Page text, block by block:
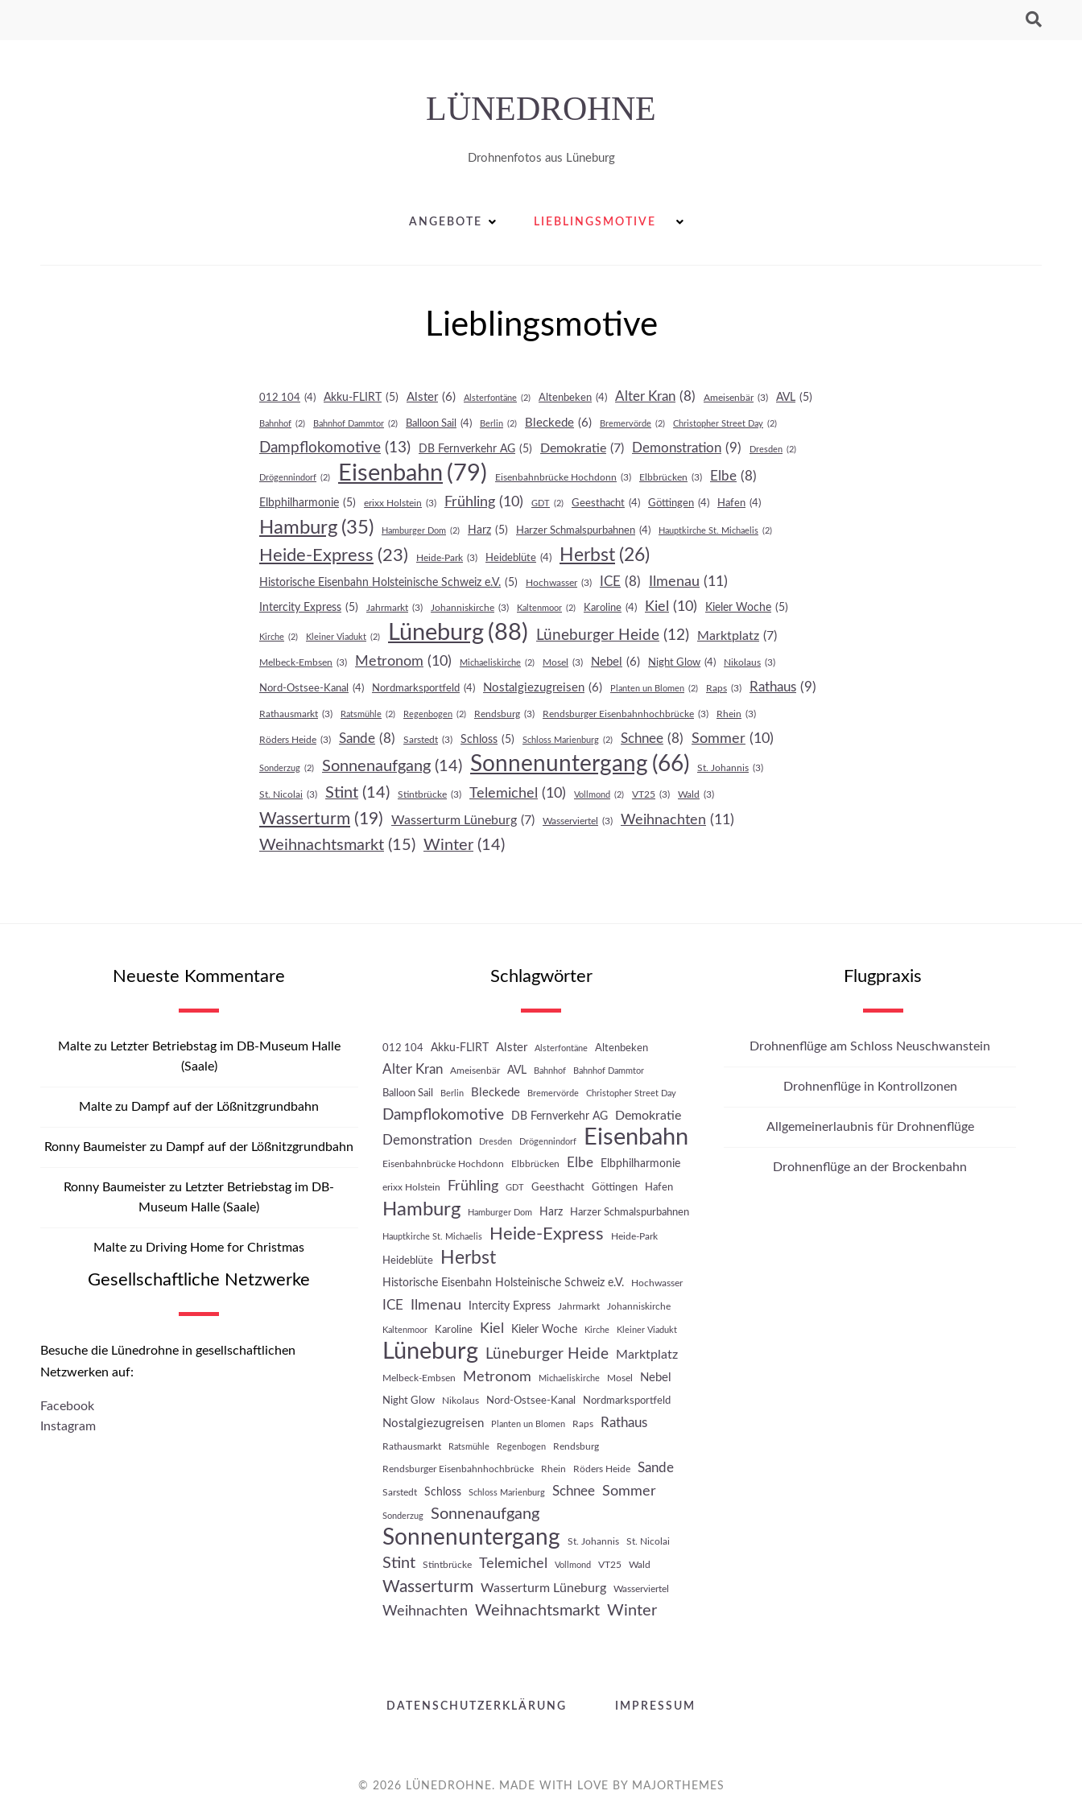
LÜNEDROHNE
Drohnenfotos aus Lüneburg
ANGEBOTE LIEBLINGSMOTIVE
Lieblingsmotive
012 104 (4) Akku-FLIRT (5) Alster (6) Alsterfontäne (2) Altenbeken (4) Alter Kran (8) Ameisenbär (3) AVL (5)
Bahnhof (2) Bahnhof Dammtor (2) Balloon Sail (4) Berlin (2) Bleckede (6) Bremervörde (2) Christopher Street Day (2)
Dampflokomotive (13) DB Fernverkehr AG (5) Demokratie (7) Demonstration (9) Dresden (2)
Drögennindorf (2) Eisenbahn (79) Eisenbahnbrücke Hochdonn (3) Elbbrücken (3) Elbe (8)
Elbphilharmonie (5) erixx Holstein (3) Frühling (10) GDT (2) Geesthacht (4) Göttingen (4) Hafen (4)
Hamburg (35) Hamburger Dom (2) Harz (5) Harzer Schmalspurbahnen (4) Hauptkirche St. Michaelis (2)
Heide-Express (23) Heide-Park (3) Heideblüte (4) Herbst (26)
Historische Eisenbahn Holsteinische Schweiz e.V. (5) Hochwasser (3) ICE (8) Ilmenau (11)
Intercity Express (5) Jahrmarkt (3) Johanniskirche (3) Kaltenmoor (2) Karoline (4) Kiel (10) Kieler Woche (5)
Kirche (2) Kleiner Viadukt (2) Lüneburg (88) Lüneburger Heide (12) Marktplatz (7)
Melbeck-Embsen (3) Metronom (10) Michaeliskirche (2) Mosel (3) Nebel (6) Night Glow (4) Nikolaus (3)
Nord-Ostsee-Kanal (4) Nordmarksportfeld (4) Nostalgiezugreisen (6) Planten un Blomen (2) Raps (3) Rathaus (9)
Rathausmarkt (3) Ratsmühle (2) Regenbogen (2) Rendsburg (3) Rendsburger Eisenbahnhochbrücke (3) Rhein (3)
Röders Heide (3) Sande (8) Sarstedt (3) Schloss (5) Schloss Marienburg (2) Schnee (8) Sommer (10)
Sonderzug (2) Sonnenaufgang (14) Sonnenuntergang (66) St. Johannis (3)
St. Nicolai (3) Stint (14) Stintbrücke (3) Telemichel (10) Vollmond (2) VT25 (3) Wald (3)
Wasserturm (19) Wasserturm Lüneburg (7) Wasserviertel (3) Weihnachten (11)
Weihnachtsmarkt (15) Winter (14)
Neueste Kommentare
Maltezu Letzter Betriebstag im DB-Museum Halle
(Saale)
Malte zu Dampf auf der Lößnitzgrundbahn
Ronny Baumeister zu Dampf auf der Lößnitzgrundbahn
Ronny Baumeister zu Letzter Betriebstag im DB-
Museum Halle (Saale)
Malte zu Driving Home for Christmas
Gesellschaftliche Netzwerke
Besuche die Lünedrohne in gesellschaftlichen
Netzwerken auf:
Facebook
Instagram
Schlagwörter
012 104 Akku-FLIRT Alster Alsterfontäne Altenbeken
Alter Kran Ameisenbär AVL Bahnhof Bahnhof Dammtor
Balloon Sail Berlin Bleckede Bremervörde Christopher Street Day
Dampflokomotive DB Fernverkehr AG Demokratie
Demonstration Dresden Drögennindorf Eisenbahn
Eisenbahnbrücke Hochdonn Elbbrücken Elbe Elbphilharmonie
erixx Holstein Frühling GDT Geesthacht Göttingen Hafen
Hamburg Hamburger Dom Harz Harzer Schmalspurbahnen
Hauptkirche St. Michaelis Heide-Express Heide-Park
Heideblüte Herbst
Historische Eisenbahn Holsteinische Schweiz e.V. Hochwasser
ICE Ilmenau Intercity Express Jahrmarkt Johanniskirche
Kaltenmoor Karoline Kiel Kieler Woche Kirche Kleiner Viadukt
Lüneburg Lüneburger Heide Marktplatz
Melbeck-Embsen Metronom Michaeliskirche Mosel Nebel
Night Glow Nikolaus Nord-Ostsee-Kanal Nordmarksportfeld
Nostalgiezugreisen Planten un Blomen Raps Rathaus
Rathausmarkt Ratsmühle Regenbogen Rendsburg
Rendsburger Eisenbahnhochbrücke Rhein Röders Heide Sande
Sarstedt Schloss Schloss Marienburg Schnee Sommer
Sonderzug Sonnenaufgang
Sonnenuntergang St. Johannis St. Nicolai
Stint Stintbrücke Telemichel Vollmond VT25 Wald
Wasserturm Wasserturm Lüneburg Wasserviertel
Weihnachten Weihnachtsmarkt Winter
Flugpraxis
Drohnenflüge am Schloss Neuschwanstein
Drohnenflüge in Kontrollzonen
Allgemeinerlaubnis für Drohnenflüge
Drohnenflüge an der Brockenbahn
DATENSCHUTZERKLÄRUNG IMPRESSUM
© 2026 LÜNEDROHNE. MADE WITH LOVE BY MAJORTHEMES